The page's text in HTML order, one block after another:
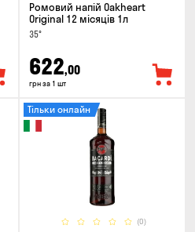
Ромовий напій Oakheart
Original 12 місяців 1л
35°
622,00
грн за 1 шт
(0)
Тільки онлайн